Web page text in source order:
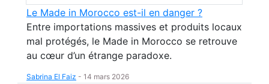
Le Made in Morocco est-il en danger ?
Entre importations massives et produits locaux
mal protégés, le Made in Morocco se retrouve
au cœur d’un étrange paradoxe.
Sabrina El Faiz - 14 mars 2026